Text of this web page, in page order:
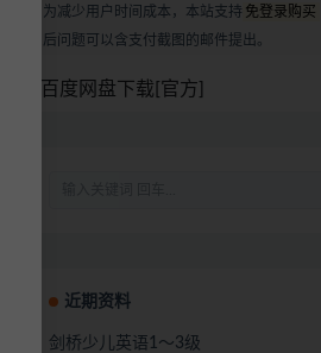
为减少用户时间成本，本站支持 免登录购买
后问题可以含支付截图的邮件提出。
百度网盘下载[官方]
近期资料
剑桥少儿英语1～3级